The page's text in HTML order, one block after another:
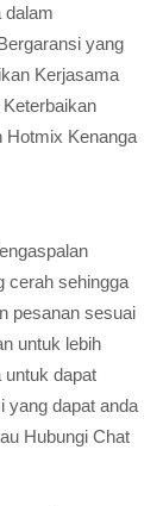
dalam
yang
Kerjasama
Hotmix Kenanga
cerah sehingga
pesanan sesuai
untuk lebih
untuk dapat
yang dapat anda
Hubungi Chat